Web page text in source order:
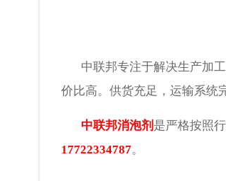
中联邦专注于解决生产加工
价比高。供货充足，运输系统
中联邦消泡剂 是严格按照
17722334787。